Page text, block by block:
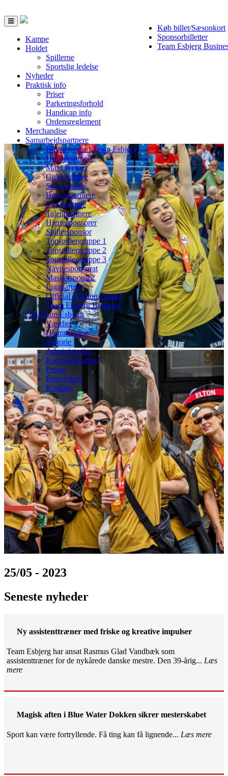
Køb billet/Sæsonkort
Sponsorbilletter
Team Esbjerg
Toggle
navigation
Kampe
Holdet
Spillerne
Sportslig ledelse
Nyheder
Praktisk info
Priser
Parkeringsforhold
Handicap info
Ordensreglement
Merchandise
Samarbejdspartnere
Bliv sponsor i Team Esbjerg
Hovedpartnere
Maxi Partner
Guldpartnere
Sølvpartnere
Bronzepartnere
Vip-partnere
Talentpartnere
Hjertesponsorer
Spillersponsor
Topspillergruppe 1
Topspillergruppe 2
Topspillergruppe 3
Navnesponsorat
Maskotsponsor
Ligapartner
Official Fashion Partner
Team Esbjerg Business
Om Team Esbjerg
Værdier
Hjemmebane
Historie
Administration
Kommunikation
Presse
Bestyrelsen
Kontakt
25/05 - 2023
Seneste nyheder
Ny assistenttræner med friske og kreative impulser
Team Esbjerg har ansat Rasmus Glad Vandbæk som
assistenttræner for de nykårede danske mestre. Den 39-årig... Læs
mere
Magisk aften i Blue Water Dokken sikrer mesterskabet
Sport kan være fortryllende. Få ting kan få lignende... Læs mere